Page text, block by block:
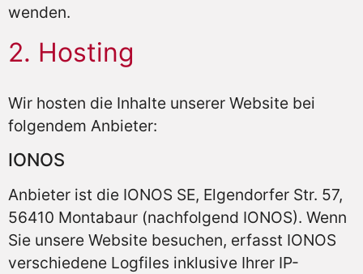
wenden.
2. Hosting
Wir hosten die Inhalte unserer Website bei
folgendem Anbieter:
IONOS
Anbieter ist die IONOS SE, Elgendorfer Str. 57,
56410 Montabaur (nachfolgend IONOS). Wenn
Sie unsere Website besuchen, erfasst IONOS
verschiedene Logfiles inklusive Ihrer IP-